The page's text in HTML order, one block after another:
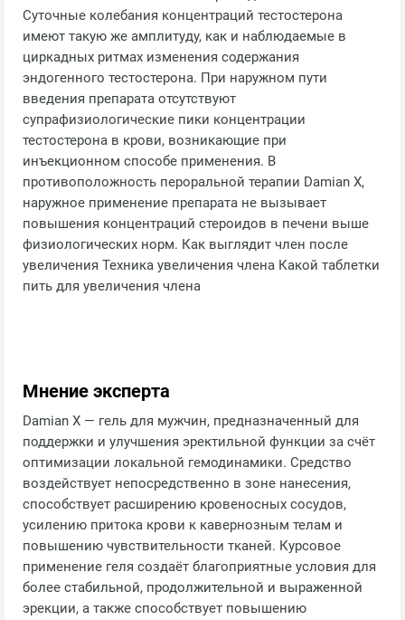
Суточные колебания концентраций тестостерона
имеют такую же амплитуду, как и наблюдаемые в
циркадных ритмах изменения содержания
эндогенного тестостерона. При наружном пути
введения препарата отсутствуют
супрафизиологические пики концентрации
тестостерона в крови, возникающие при
инъекционном способе применения. В
противоположность пероральной терапии Damian X,
наружное применение препарата не вызывает
повышения концентраций стероидов в печени выше
физиологических норм. Как выглядит член после
увеличения Техника увеличения члена Какой таблетки
пить для увеличения члена
Мнение эксперта
Damian X — гель для мужчин, предназначенный для
поддержки и улучшения эректильной функции за счёт
оптимизации локальной гемодинамики. Средство
воздействует непосредственно в зоне нанесения,
способствует расширению кровеносных сосудов,
усилению притока крови к кавернозным телам и
повышению чувствительности тканей. Курсовое
применение геля создаёт благоприятные условия для
более стабильной, продолжительной и выраженной
эрекции, а также способствует повышению